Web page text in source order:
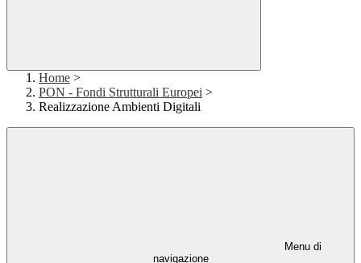
Home >
PON - Fondi Strutturali Europei >
Realizzazione Ambienti Digitali
Menu di
navigazione